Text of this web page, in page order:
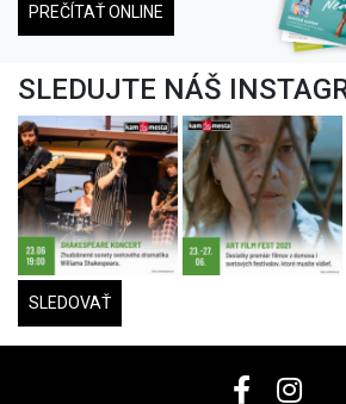
PREČÍTAŤ ONLINE
SLEDUJTE NÁŠ
SLEDOVAŤ